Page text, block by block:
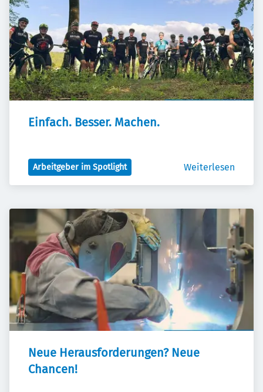
Einfach. Besser. Machen.
Arbeitgeber im Spotlight Weiterlesen
Neue Herausforderungen? Neue
Chancen!